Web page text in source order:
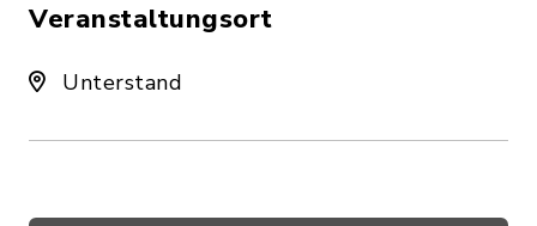
Veranstaltungsort
Unterstand